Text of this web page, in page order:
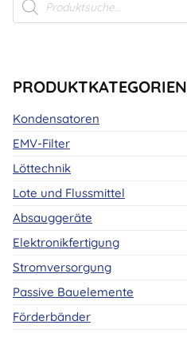
search
PRODUKTKATEGORIEN
Kondensatoren
EMV-Filter
Löttechnik
Lote und Flussmittel
Absauggeräte
Elektronikfertigung
Stromversorgung
Passive Bauelemente
Förderbänder